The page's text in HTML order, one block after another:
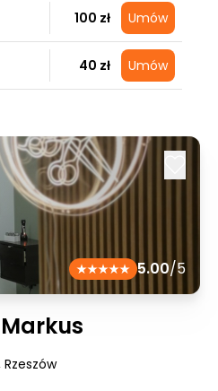
100 zł Umów
40 zł Umów
5.00/5
Rzeszów